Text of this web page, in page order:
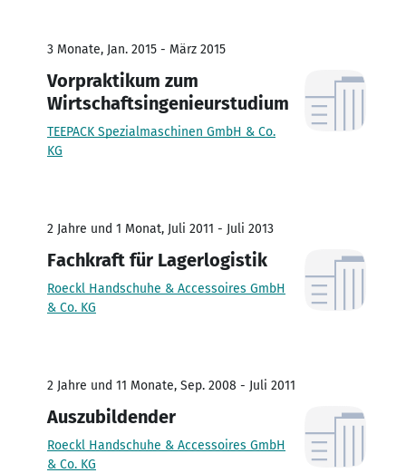
3 Monate, Jan. 2015 - März 2015
Vorpraktikum zum
Wirtschaftsingenieurstudium
TEEPACK Spezialmaschinen GmbH & Co.
KG
2 Jahre und 1 Monat, Juli 2011 - Juli 2013
Fachkraft für Lagerlogistik
Roeckl Handschuhe & Accessoires GmbH
& Co. KG
2 Jahre und 11 Monate, Sep. 2008 - Juli 2011
Auszubildender
Roeckl Handschuhe & Accessoires GmbH
& Co. KG